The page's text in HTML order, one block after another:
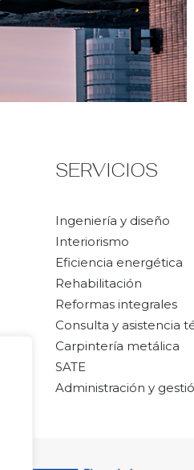
SERVICIOS
Ingeniería y diseño
Interiorismo
Eficiencia energética
Rehabilitación
Reformas integrales
Consulta y asistencia
Carpintería metálica
SATE
Administración y